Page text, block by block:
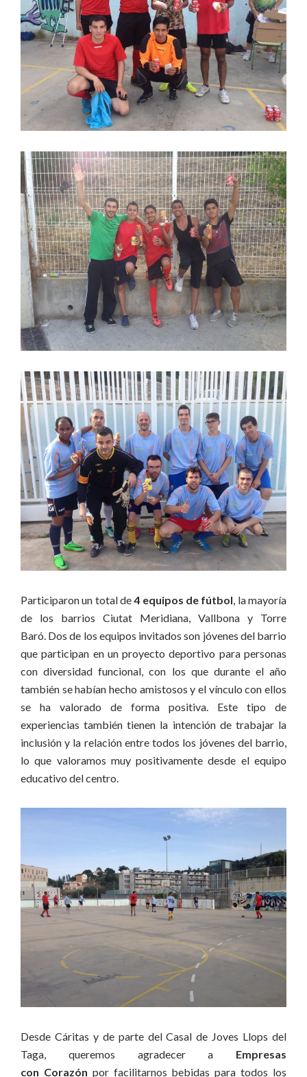
Participaron un total de4 equipos de fútbol, la mayoría
de los barrios Ciutat Meridiana, Vallbona y Torre
Baró. Dos de los equipos invitados son jóvenes del barrio
que participan en un proyecto deportivo para personas
con diversidad funcional, con los que durante el año
también se habían hecho amistosos y el vínculo con ellos
se ha valorado de forma positiva. Este tipo de
experiencias también tienen la intención de trabajar la
inclusión y la relación entre todos los jóvenes del barrio,
lo que valoramos muy positivamente desde el equipo
educativo del centro.
Desde Cáritas y de parte del Casal de Joves Llops del
Taga, queremos agradecer a Empresas
con Corazón por facilitarnos bebidas para todos los